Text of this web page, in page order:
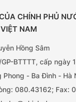
CHÍNH PHỦ
NAM
Hồng Sâm
BTTTT, cấp ngày
Phong - Ba Đình - Hà
080.43162; Fax: